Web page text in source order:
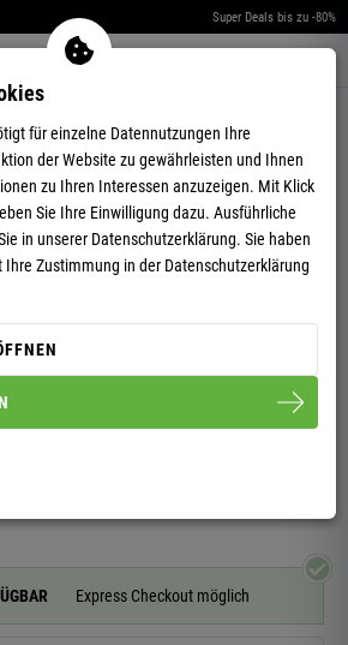
Super Deals bis zu -80%
Warenkorb aufklappen
EMAN HERREN
Express Checkout möglich
für einzelne Datennutzungen Ihre
der Website zu gewährleisten und Ihnen
zu Ihren Interessen anzuzeigen. Mit Klick
Sie Ihre Einwilligung dazu. Ausführliche
in unserer Datenschutzerklärung. Sie haben
Zustimmung in der Datenschutzerklärung